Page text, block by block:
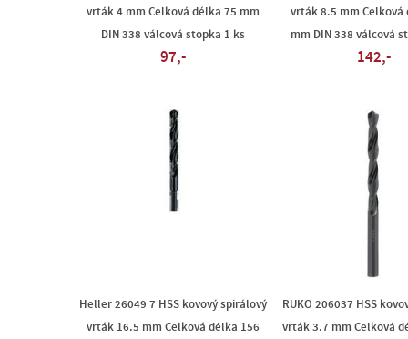
vrták 4 mm Celková délka 75 mm
DIN 338 válcová stopka 1 ks
97,-
vrták 8.5 mm Celková
mm DIN 338 válcová
142,-
Heller 26049 7 HSS kovový spirálový
vrták 16.5 mm Celková délka 156
RUKO 206037 HSS
vrták 3.7 mm Celková